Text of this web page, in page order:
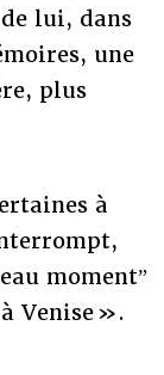
lui, dans
une
plus
à
momentˮ
Venise ».